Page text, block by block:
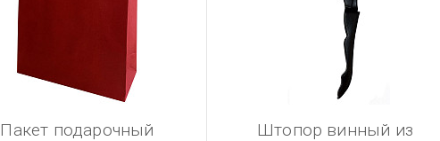
Пакет подарочный
Штопор винный из